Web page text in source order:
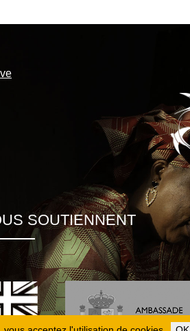
SOUTIENNENT